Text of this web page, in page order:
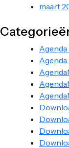
maart
Agenda
Agenda